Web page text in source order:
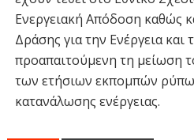
Ενεργειακή Απόδοση καθώς
Δράσης για την Ενέργεια και
προαπαιτούμενη τη μείωση
των ετήσιων εκπομπών
κατανάλωσης ενέργειας.